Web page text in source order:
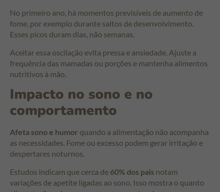
No primeiro ano, há momentos previsíveis de aumento de
fome, por exemplo durante saltos de desenvolvimento.
Esses picos duram dias, não semanas.
Aceitar essa oscilação evita pressa e ansiedade. Ajuste a
frequência das mamadas ou porções e mantenha alimentos
nutritivos à mão.
Impacto no sono e no
comportamento
Afeta sono e humor quando a alimentação não acompanha
as necessidades. Fome ou excesso podem gerar irritação e
despertares noturnos.
Estudos indicam que cerca de 60% dos pais notam
variações de apetite ligadas ao sono. Isso mostra o quanto